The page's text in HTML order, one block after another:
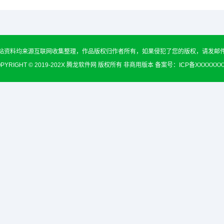
资料均来源互联网收集整理，作品版权归作者所有，如果侵犯了您的版权，请发邮
© 2019-202X 腾龙软件网 版权所有 非商用版本 备案号：
ICP备